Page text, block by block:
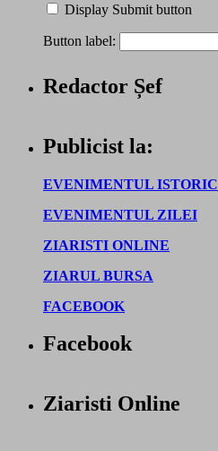
Display Submit button
Button label:
Redactor Șef
Publicist la:
EVENIMENTUL ISTORIC
EVENIMENTUL ZILEI
ZIARISTI ONLINE
ZIARUL BURSA
FACEBOOK
Facebook
Ziaristi Online